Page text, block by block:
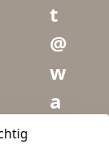
t
@
w
a